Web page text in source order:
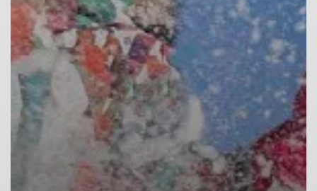
© Pololia / Adobe Stock